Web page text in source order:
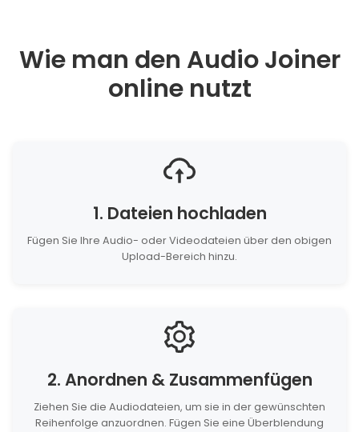
Wie man den Audio Joiner
online nutzt
1. Dateien hochladen
Fügen Sie Ihre Audio- oder Videodateien über den obigen
Upload-Bereich hinzu.
2. Anordnen & Zusammenfügen
Ziehen Sie die Audiodateien, um sie in der gewünschten
Reihenfolge anzuordnen. Fügen Sie eine Überblendung